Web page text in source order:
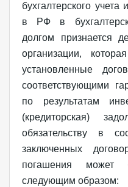
бухгалтерского учета
в РФ в
долгом признается
организации,
установленные
соответствующими
по результатам
(кредиторская)
обязательству в
заключенных
погашения может
следующим образом: